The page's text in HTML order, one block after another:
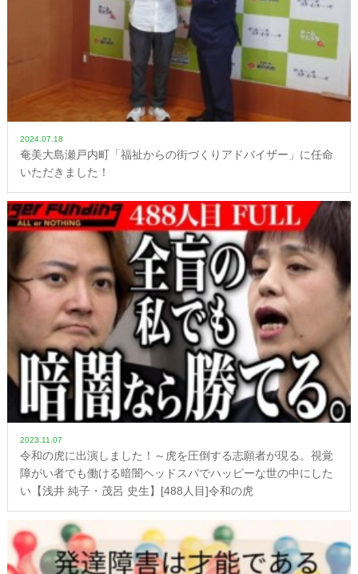
2024.07.18
奄美大島瀬戸内町「福祉からの街づくりアドバイザー」に任命
いただきました！
2023.11.07
令和の虎に出演しました！～虎を圧倒する志願者が現る。視覚
障がい者でも働ける暗闇ヘッドスパでハッピーな世の中にした
い【浅井 純子・茂呂 史生】[488人目]令和の虎